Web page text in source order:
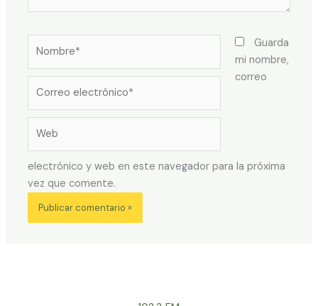
electrónico*
Guarda
mi nombre,
correo
electrónico y web en este navegador para la próxima
vez que comente.